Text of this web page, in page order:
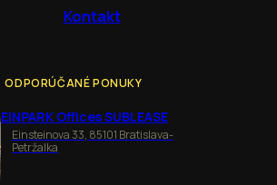
Kontakt
ODPORÚČANÉ PONUKY
EINPARK Offices SUBLEASE
Einsteinova 33, 85101 Bratislava-
Petržalka